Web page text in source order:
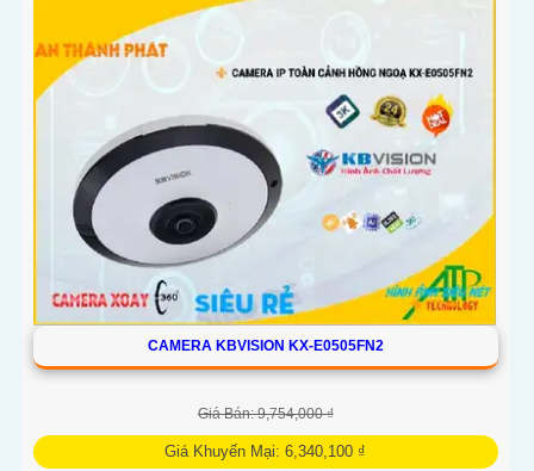
CAMERA KBVISION KX-E0505FN2
Giá Bán: 9,754,000 ₫
Giá Khuyến Mại: 6,340,100 ₫